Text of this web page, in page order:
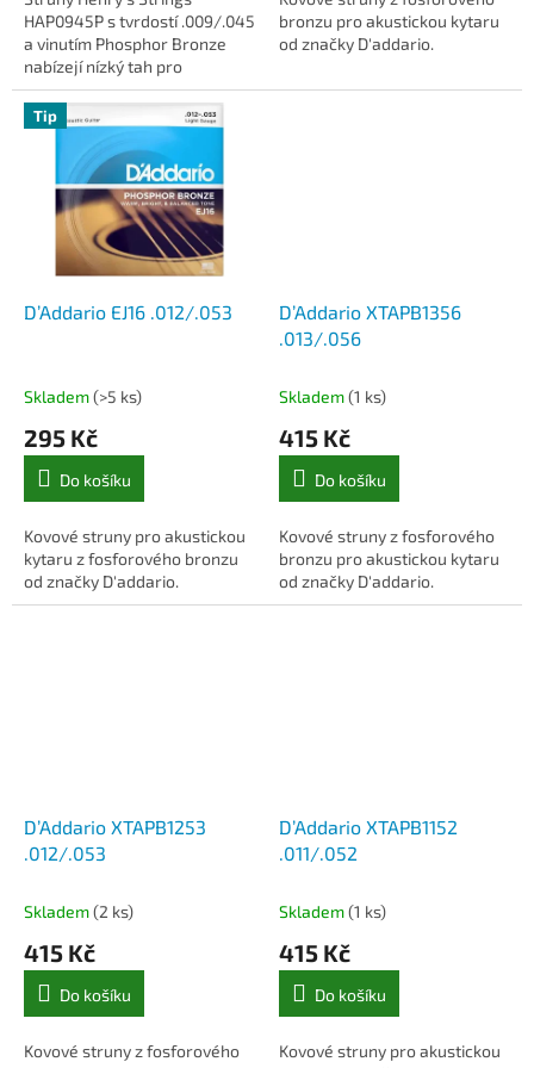
HAP0945P s tvrdostí .009/.045
a vinutím Phosphor Bronze
nabízejí nízký tah pro
snadnější hru na akustickou
kytaru.
bronzu pro akustickou kytaru
od značky D'addario.
Tip
D’Addario EJ16 .012/.053
Skladem(>5 ks)
295 Kč
Do košíku
Kovové struny pro akustickou
kytaru z fosforového bronzu
od značky D'addario.
D’Addario XTAPB1356
.013/.056
Skladem(1 ks)
415 Kč
Do košíku
Kovové struny z fosforového
bronzu pro akustickou kytaru
od značky D'addario.
D’Addario XTAPB1253
.012/.053
Skladem(2 ks)
415 Kč
Do košíku
Kovové struny z fosforového
D’Addario XTAPB1152
.011/.052
Skladem(1 ks)
415 Kč
Do košíku
Kovové struny pro akustickou